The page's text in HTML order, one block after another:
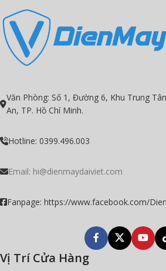
Văn Phòng: Số 1, Đường 6, Khu Trung
An, TP. Hồ Chí Minh.
Hotline: 0399.496.003
Email: hi@dienmaydaiviet.com
Fanpage: https://www.facebook.com/
Vị Trí Cửa Hàng